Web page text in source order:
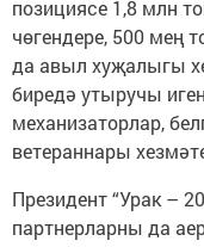
позициясе 1,8 млн
чөгендере, 500 мең
да авыл хуҗалыгы
биредә утыручы
механизаторлар,
ветераннары
Президент “Урак –
партнерларны да